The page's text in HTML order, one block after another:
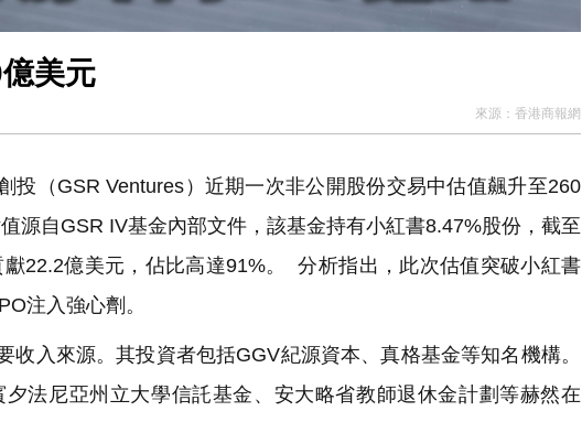
美元
來源： 香港商報網
（GSR Ventures）近期一次非公開股份交易中估值飆升至260
源自GSR IV基金內部文件，該基金持有小紅書8.47%股份，截至
22.2億美元，佔比高達91%。 分析指出，此次估值突破小紅書
注入強心劑。
入來源。其投資者包括GGV紀源資本、真格基金等知名機構。
法尼亞州立大學信託基金、安大略省教師退休金計劃等赫然在